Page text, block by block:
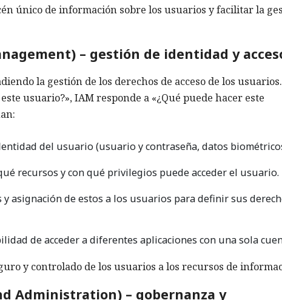
único de información sobre los usuarios y facilitar la
– gestión de identidad y
la gestión de los derechos de acceso de los
usuario?», IAM responde a «¿Qué puede hacer este
del usuario (usuario y contraseña, datos
recursos y con qué privilegios puede acceder el usuario.
y asignación de estos a los usuarios para definir sus
de acceder a diferentes aplicaciones con una sola
y controlado de los usuarios a los recursos de
Administration) – gobernanza y